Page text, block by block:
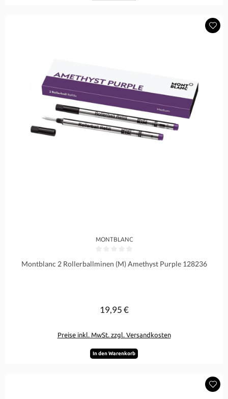
MONTBLANC
Montblanc 2 Rollerballminen (M) Amethyst Purple 128236
Regulärer Preis:
19,95 €
Preise inkl. MwSt. zzgl. Versandkosten
In den Warenkorb